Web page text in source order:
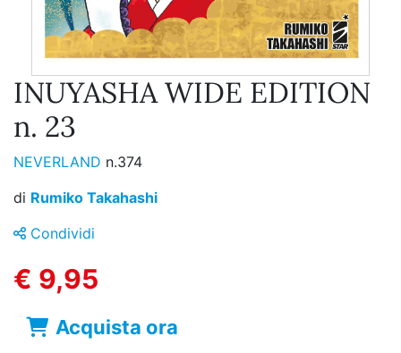
INUYASHA WIDE EDITION
n. 23
NEVERLAND n.374
di Rumiko Takahashi
Condividi
€ 9,95
Acquista ora